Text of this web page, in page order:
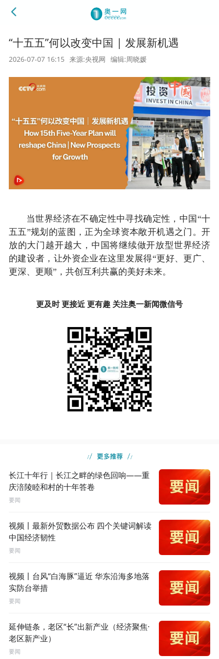
“十五五”何以改变中国 | 发展新机遇
2026-07-07 16:15 来源:央视网 编辑:周晓媛
当世界经济在不确定性中寻找确定性，中国“十
五五”规划的蓝图，正为全球资本敞开机遇之门。开
放的大门越开越大，中国将继续做开放型世界经济
的建设者，让外资企业在这里发展得“更好、更广、
更深、更顺”，共创互利共赢的美好未来。
更及时 更接近 更有趣 关注奥一新闻微信号
长江十年行｜长江之畔的绿色回响——重
庆涪陵睦和村的十年答卷
要闻
视频丨最新外贸数据公布 四个关键词解读
中国经济韧性
要闻
视频丨台风“白海豚”逼近 华东沿海多地落
实防台举措
要闻
延伸链条，老区“长”出新产业（经济聚焦·
老区新产业）
要闻